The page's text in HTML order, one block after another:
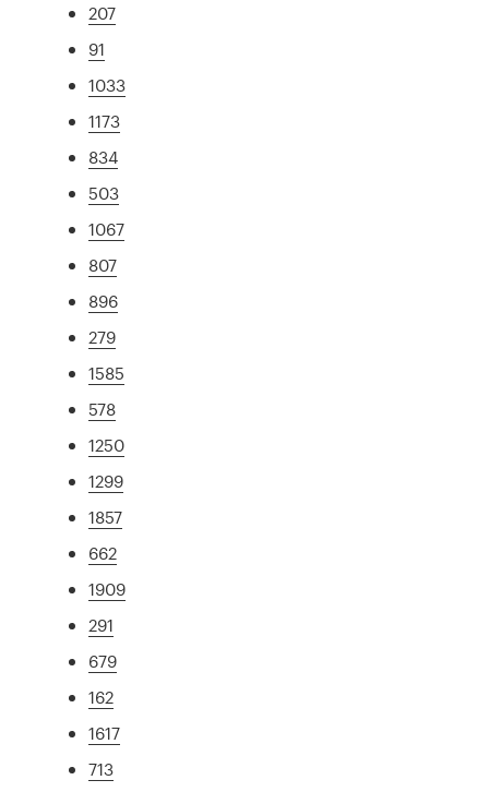
207
91
1033
1173
834
503
1067
807
896
279
1585
578
1250
1299
1857
662
1909
291
679
162
1617
713